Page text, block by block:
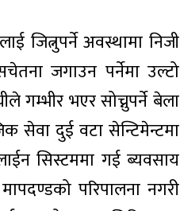
जित्नुपर्ने अवस्थामा निजी
जगाउन पर्नेमा उल्टो
गम्भीर भएर सोच्नुपर्ने बेला
सेवा दुई वटा सेन्टिमेन्टमा
सिस्टममा गई ब्यवसाय
परिपालना नगरी